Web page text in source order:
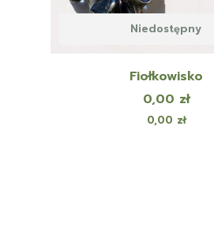
Niedostępny
Fiołkowisko
Cena
0,00 zł
Cena
0,00 zł